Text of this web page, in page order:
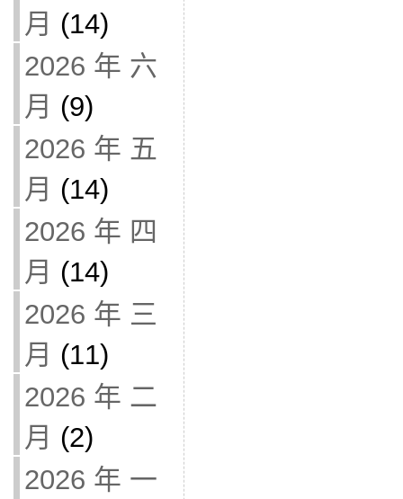
月 (14)
2026 年 六
月 (9)
2026 年 五
月 (14)
2026 年 四
月 (14)
2026 年 三
月 (11)
2026 年 二
月 (2)
2026 年 一